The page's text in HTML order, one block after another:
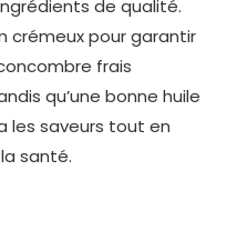
de qualité.
crémeux pour garantir
frais
qu’une bonne huile
les saveurs tout en
santé.